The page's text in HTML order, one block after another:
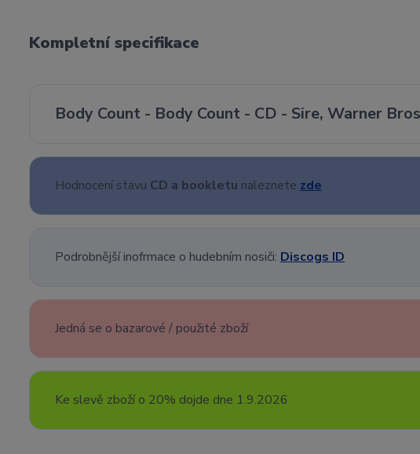
Kompletní specifikace
Body Count - Body Count - CD - Sire, Warner
Hodnocení stavu CD a bookletu naleznete zde
Podrobnější inofrmace o hudebním nosiči: Discogs ID
Jedná se o bazarové / použité zboží
Ke slevě zboží o 20% dojde dne 1.9.2026